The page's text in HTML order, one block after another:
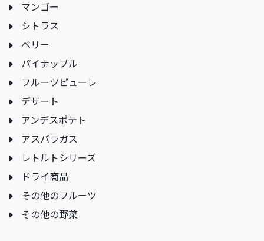
マンゴー
シトラス
ベリー
パイナップル
フルーツピューレ
デザート
アンデスポテト
アスパラガス
レトルトシリーズ
ドライ商品
その他のフルーツ
その他の野菜